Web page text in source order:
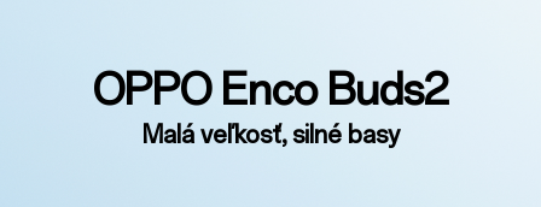
OPPO Enco Buds2
Malá veľkosť, silné basy